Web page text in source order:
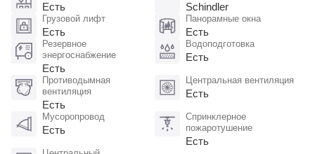
Есть Schindler
Грузовой лифт
Есть
Панорамные окна
Есть
Резервное
энергоснабжение
Есть
Водоподготовка
Есть
Противодымная
вентиляция
Есть
Центральная вентиляция
Есть
Мусоропровод
Есть
Спринклерное
пожаротушение
Есть